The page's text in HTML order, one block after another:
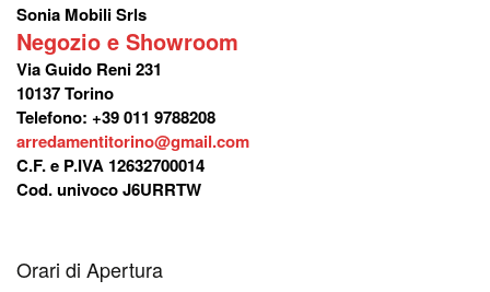
Sonia Mobili Srls
Negozio e Showroom
Via Guido Reni 231
10137 Torino
Telefono: +39 011 9788208
arredamentitorino@gmail.com
C.F. e P.IVA 12632700014
Cod. univoco J6URRTW
Orari di Apertura